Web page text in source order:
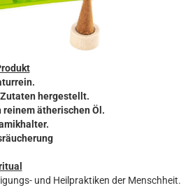
hergestellt.
ätherischen Öl.
und Heilpraktiken der Menschheit.